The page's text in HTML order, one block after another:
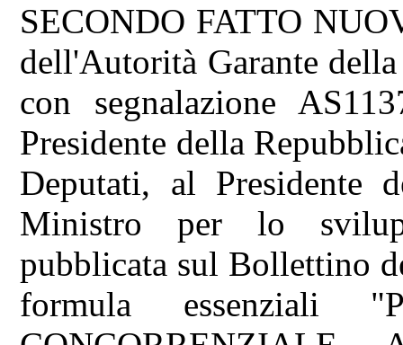
SECONDO FATTO
dell'Autorità Garante
con segnalazione
Presidente della
Deputati, al
Ministro per lo
pubblicata sul Bollettino
formula essenziali